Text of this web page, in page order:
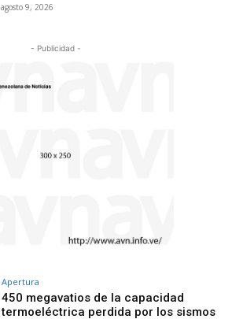
agosto 9, 2026
- Publicidad -
Apertura
450 megavatios de la capacidad
termoeléctrica perdida por los sismos